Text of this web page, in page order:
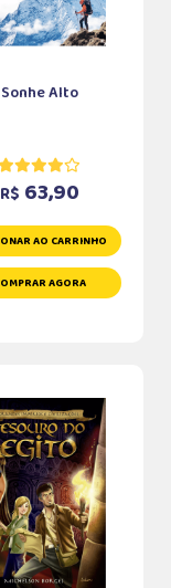
Sonhe Alto
R$ 63,90
AO CARRINHO
AGORA